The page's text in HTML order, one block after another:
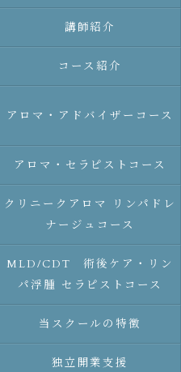
講師紹介
コース紹介
アロマ・アドバイザーコース
アロマ・セラピストコース
クリニークアロマ リンパドレ
ナージュコース
MLD/CDT 術後ケア・リン
パ浮腫 セラピストコース
当スクールの特徴
独立開業支援